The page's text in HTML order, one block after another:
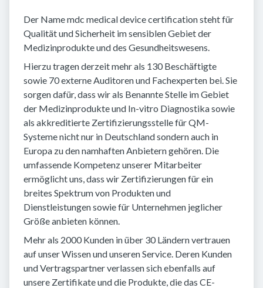
Der Name mdc medical device certification steht für
Qualität und Sicherheit im sensiblen Gebiet der
Medizinprodukte und des Gesundheitswesens.
Hierzu tragen derzeit mehr als 130 Beschäftigte
sowie 70 externe Auditoren und Fachexperten bei. Sie
sorgen dafür, dass wir als Benannte Stelle im Gebiet
der Medizinprodukte und In-vitro Diagnostika sowie
als akkreditierte Zertifizierungsstelle für QM-
Systeme nicht nur in Deutschland sondern auch in
Europa zu den namhaften Anbietern gehören. Die
umfassende Kompetenz unserer Mitarbeiter
ermöglicht uns, dass wir Zertifizierungen für ein
breites Spektrum von Produkten und
Dienstleistungen sowie für Unternehmen jeglicher
Größe anbieten können.
Mehr als 2000 Kunden in über 30 Ländern vertrauen
auf unser Wissen und unseren Service. Deren Kunden
und Vertragspartner verlassen sich ebenfalls auf
unsere Zertifikate und die Produkte, die das CE-